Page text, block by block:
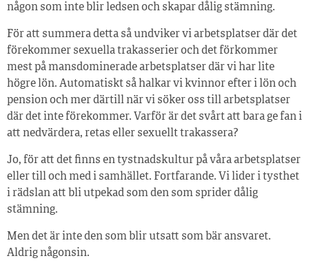
någon som inte blir ledsen och skapar dålig stämning.
För att summera detta så undviker vi arbetsplatser där det
förekommer sexuella trakasserier och det förkommer
mest på mansdominerade arbetsplatser där vi har lite
högre lön. Automatiskt så halkar vi kvinnor efter i lön och
pension och mer därtill när vi söker oss till arbetsplatser
där det inte förekommer. Varför är det svårt att bara ge fan i
att nedvärdera, retas eller sexuellt trakassera?
Jo, för att det finns en tystnadskultur på våra arbetsplatser
eller till och med i samhället. Fortfarande. Vi lider i tysthet
i rädslan att bli utpekad som den som sprider dålig
stämning.
Men det är inte den som blir utsatt som bär ansvaret.
Aldrig någonsin.